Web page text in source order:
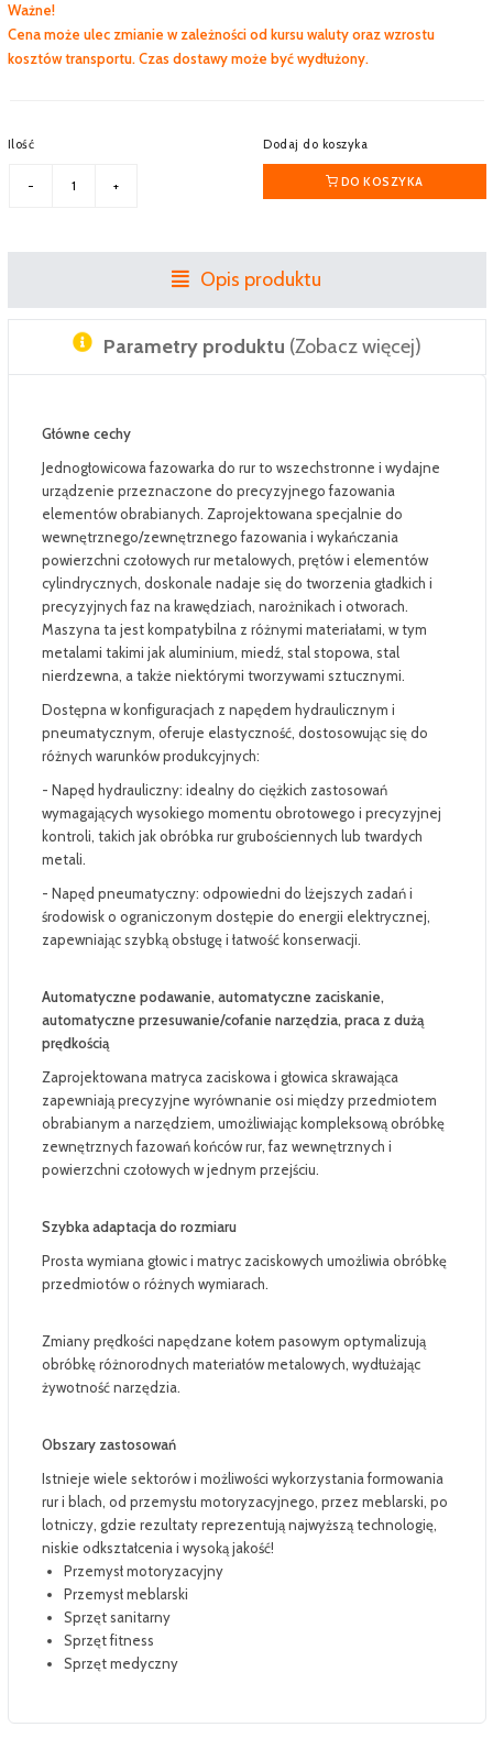
Ważne!
Cena może ulec zmianie w zależności od kursu waluty oraz wzrostu
kosztów transportu. Czas dostawy może być wydłużony.
Ilość Dodaj do koszyka
DO KOSZYKA
Opis produktu
Parametry produktu (Zobacz więcej)
Główne cechy
Jednogłowicowa fazowarka do rur to wszechstronne i wydajne
urządzenie przeznaczone do precyzyjnego fazowania
elementów obrabianych. Zaprojektowana specjalnie do
wewnętrznego/zewnętrznego fazowania i wykańczania
powierzchni czołowych rur metalowych, prętów i elementów
cylindrycznych, doskonale nadaje się do tworzenia gładkich i
precyzyjnych faz na krawędziach, narożnikach i otworach.
Maszyna ta jest kompatybilna z różnymi materiałami, w tym
metalami takimi jak aluminium, miedź, stal stopowa, stal
nierdzewna, a także niektórymi tworzywami sztucznymi.
Dostępna w konfiguracjach z napędem hydraulicznym i
pneumatycznym, oferuje elastyczność, dostosowując się do
różnych warunków produkcyjnych:
- Napęd hydrauliczny: idealny do ciężkich zastosowań
wymagających wysokiego momentu obrotowego i precyzyjnej
kontroli, takich jak obróbka rur grubościennych lub twardych
metali.
- Napęd pneumatyczny: odpowiedni do lżejszych zadań i
środowisk o ograniczonym dostępie do energii elektrycznej,
zapewniając szybką obsługę i łatwość konserwacji.
Automatyczne podawanie, automatyczne zaciskanie,
automatyczne przesuwanie/cofanie narzędzia, praca z dużą
prędkością
Zaprojektowana matryca zaciskowa i głowica skrawająca
zapewniają precyzyjne wyrównanie osi między przedmiotem
obrabianym a narzędziem, umożliwiając kompleksową obróbkę
zewnętrznych fazowań końców rur, faz wewnętrznych i
powierzchni czołowych w jednym przejściu.
Szybka adaptacja do rozmiaru
Prosta wymiana głowic i matryc zaciskowych umożliwia obróbkę
przedmiotów o różnych wymiarach.
Zmiany prędkości napędzane kołem pasowym optymalizują
obróbkę różnorodnych materiałów metalowych, wydłużając
żywotność narzędzia.
Obszary zastosowań
Istnieje wiele sektorów i możliwości wykorzystania formowania
rur i blach, od przemysłu motoryzacyjnego, przez meblarski, po
lotniczy, gdzie rezultaty reprezentują najwyższą technologię,
niskie odkształcenia i wysoką jakość!
Przemysł motoryzacyjny
Przemysł meblarski
Sprzęt sanitarny
Sprzęt fitness
Sprzęt medyczny